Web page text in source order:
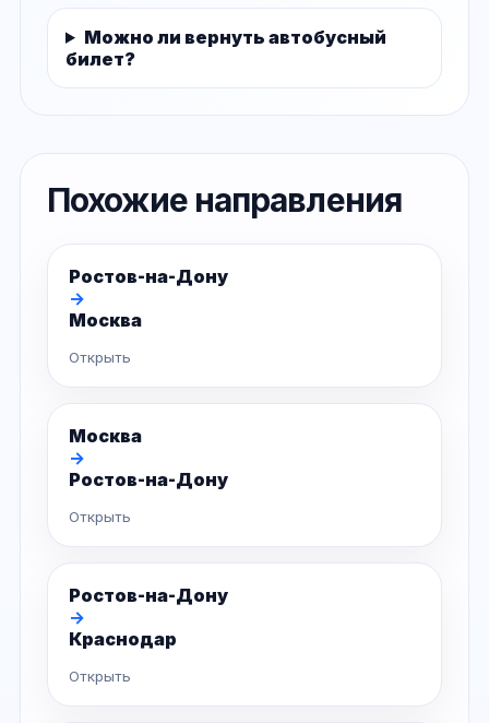
Можно ли вернуть автобусный
билет?
Похожие направления
Ростов-на-Дону
→
Москва
Открыть
Москва
→
Ростов-на-Дону
Открыть
Ростов-на-Дону
→
Краснодар
Открыть